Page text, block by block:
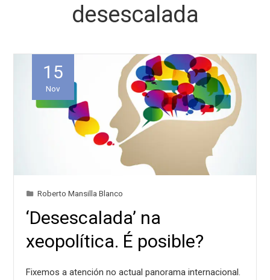
desescalada
15
Nov
Roberto Mansilla Blanco
‘Desescalada’ na
xeopolítica. É posible?
Fixemos a atención no actual panorama internacional.